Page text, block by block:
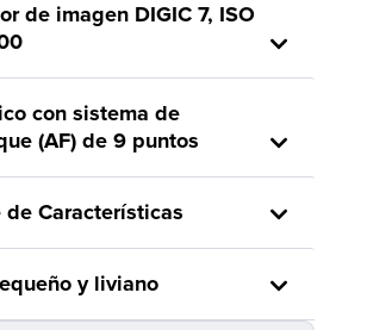
de imagen DIGIC 7, ISO
con sistema de
(AF) de 9 puntos
Características
y liviano